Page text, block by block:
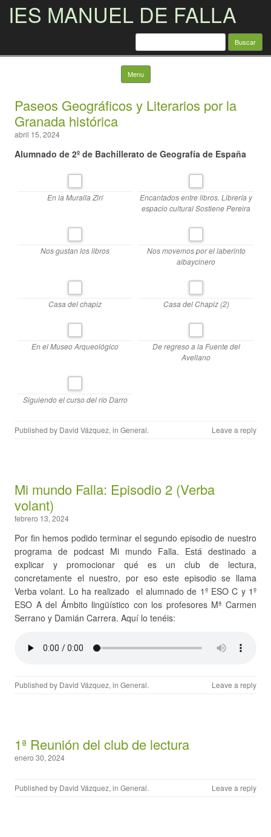
IES MANUEL DE FALLA
Buscar:
Menu Skip to content
Paseos Geográficos y Literarios por la
Granada histórica
abril 15, 2024
Alumnado de 2º de Bachillerato de Geografía de España
En la Muralla Zirí
Encantados entre libros. Librería y
espacio cultural Sostiene Pereira
Nos gustan los libros
Nos movemos por el laberinto
albaycinero
Casa del chapiz Casa del Chapiz (2)
En el Museo Arqueológico
De regreso a la Fuente del
Avellano
Siguiendo el curso del río Darro
Published by David Vázquez, in General. Leave a reply
Mi mundo Falla: Episodio 2 (Verba
volant)
febrero 13, 2024
Por fin hemos podido terminar el segundo episodio de nuestro
programa de podcast Mi mundo Falla. Está destinado a
explicar y promocionar qué es un club de lectura,
concretamente el nuestro, por eso este episodio se llama
Verba volant. Lo ha realizado el alumnado de 1º ESO C y 1º
ESO A del Ámbito lingüístico con los profesores Mª Carmen
Serrano y Damián Carrera. Aquí lo tenéis:
Published by David Vázquez, in General. Leave a reply
1ª Reunión del club de lectura
enero 30, 2024
Published by David Vázquez, in General. Leave a reply